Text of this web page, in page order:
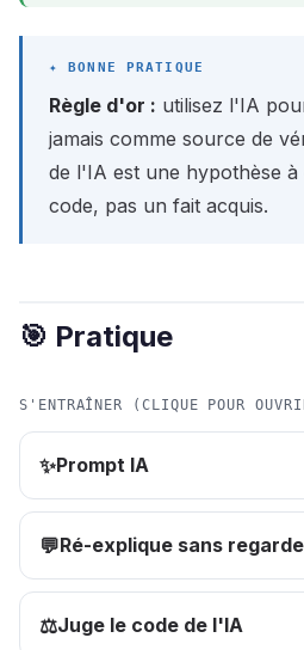
Règle d'or : utilisez l'IA
jamais comme source de
de l'IA est une hypothèse
code, pas un fait acquis.
🎯 Pratique
S'ENTRAÎNER (CLIQUE POUR
✨Prompt IA
💬Ré-explique sans
⚖️Juge le code de l'IA